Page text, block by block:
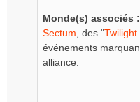
Monde(s) associés :
Sectum , des "
événements
alliance.